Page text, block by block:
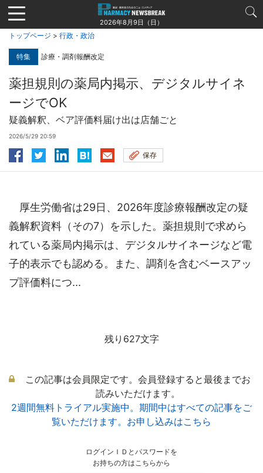
Jump
to
navigation
2026年8月9日（日）
トップページ > 行政・政治
特集 診療・調剤報酬改定
薬担規則の薬局内掲示、デジタルサイネ
ージでOK
疑義解釈、ベア評価料届け出は店舗ごと
2026/5/29 20:59
保存
厚生労働省は29日、2026年度診療報酬改定の疑
義解釈資料（その7）を示した。薬担規則で求めら
れている薬局内掲示は、デジタルサイネージなど電
子的表示でも認める。また、調剤を含むベースアッ
プ評価料につ...
残り627文字
この記事は会員限定です。会員登録すると最後までお
読みいただけます。
2週間無料トライアル実施中。期間中はすべての記事をご
覧いただけます。お申し込みはこちら
ログインＩＤとパスワードを
お持ちの方はこちらから